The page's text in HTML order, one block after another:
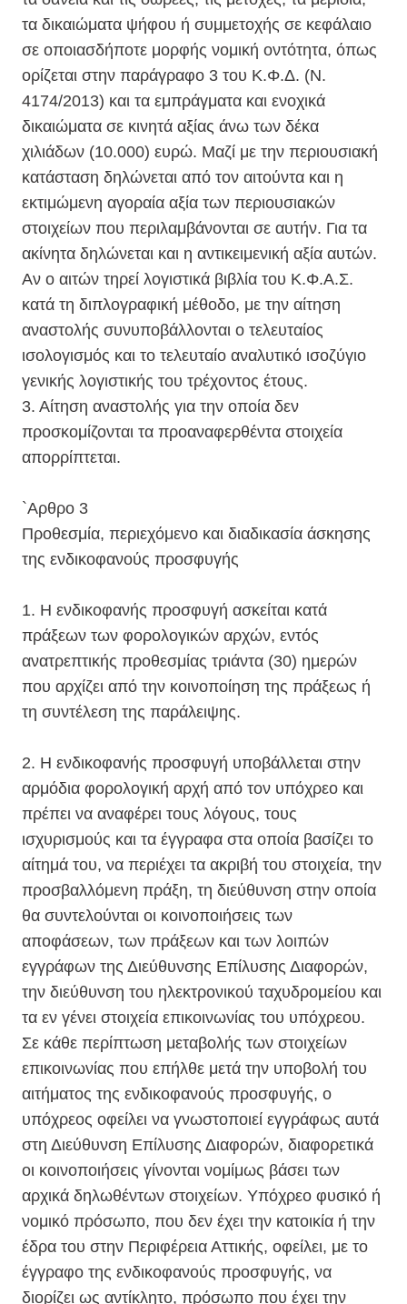
τα δικαιώματα ψήφου ή συμμετοχής σε κεφάλαιο
σε οποιασδήποτε μορφής νομική οντότητα, όπως
ορίζεται στην παράγραφο 3 του Κ.Φ.Δ. (Ν.
4174/2013) και τα εμπράγματα και ενοχικά
δικαιώματα σε κινητά αξίας άνω των δέκα
χιλιάδων (10.000) ευρώ. Μαζί με την περιουσιακή
κατάσταση δηλώνεται από τον αιτούντα και η
εκτιμώμενη αγοραία αξία των περιουσιακών
στοιχείων που περιλαμβάνονται σε αυτήν. Για τα
ακίνητα δηλώνεται και η αντικειμενική αξία αυτών.
Αν ο αιτών τηρεί λογιστικά βιβλία του Κ.Φ.Α.Σ.
κατά τη διπλογραφική μέθοδο, με την αίτηση
αναστολής συνυποβάλλονται ο τελευταίος
ισολογισμός και το τελευταίο αναλυτικό ισοζύγιο
γενικής λογιστικής του τρέχοντος έτους.
3. Αίτηση αναστολής για την οποία δεν
προσκομίζονται τα προαναφερθέντα στοιχεία
απορρίπτεται.
`Αρθρο 3
Προθεσμία, περιεχόμενο και διαδικασία άσκησης
της ενδικοφανούς προσφυγής
1. Η ενδικοφανής προσφυγή ασκείται κατά
πράξεων των φορολογικών αρχών, εντός
ανατρεπτικής προθεσμίας τριάντα (30) ημερών
που αρχίζει από την κοινοποίηση της πράξεως ή
τη συντέλεση της παράλειψης.
2. Η ενδικοφανής προσφυγή υποβάλλεται στην
αρμόδια φορολογική αρχή από τον υπόχρεο και
πρέπει να αναφέρει τους λόγους, τους
ισχυρισμούς και τα έγγραφα στα οποία βασίζει το
αίτημά του, να περιέχει τα ακριβή του στοιχεία, την
προσβαλλόμενη πράξη, τη διεύθυνση στην οποία
θα συντελούνται οι κοινοποιήσεις των
αποφάσεων, των πράξεων και των λοιπών
εγγράφων της Διεύθυνσης Επίλυσης Διαφορών,
την διεύθυνση του ηλεκτρονικού ταχυδρομείου και
τα εν γένει στοιχεία επικοινωνίας του υπόχρεου.
Σε κάθε περίπτωση μεταβολής των στοιχείων
επικοινωνίας που επήλθε μετά την υποβολή του
αιτήματος της ενδικοφανούς προσφυγής, ο
υπόχρεος οφείλει να γνωστοποιεί εγγράφως αυτά
στη Διεύθυνση Επίλυσης Διαφορών, διαφορετικά
οι κοινοποιήσεις γίνονται νομίμως βάσει των
αρχικά δηλωθέντων στοιχείων. Υπόχρεο φυσικό ή
νομικό πρόσωπο, που δεν έχει την κατοικία ή την
έδρα του στην Περιφέρεια Αττικής, οφείλει, με το
έγγραφο της ενδικοφανούς προσφυγής, να
διορίζει ως αντίκλητο, πρόσωπο που έχει την